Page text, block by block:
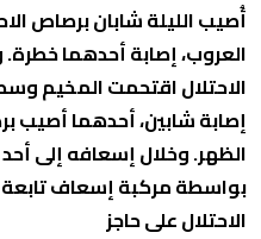
أُصيب الليلة شابان برصاص
العروب، إصابة أحدهما
الاحتلال اقتحمت المخيم
إصابة شابين، أحدهما أصيب
الظهر. وخلال إسعافه إلى
بواسطة مركبة إسعاف تابعة
الاحتلال على حاجز